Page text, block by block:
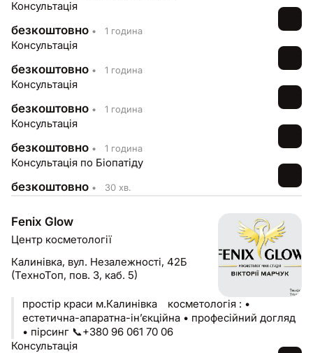
Консультація
безкоштовно • 1 година
Консультація
безкоштовно • 1 година
Консультація
безкоштовно • 1 година
Консультація
безкоштовно • 1 година
Консультація по Біопатіду
безкоштовно • 30 хв.
Fenix Glow
Центр косметології
Калинівка, вул. Незалежності, 42Б
(ТехноТоп, пов. 3, каб. 5)
простір краси м.Калинівка ⠀косметологія : •
естетична-апаратна-інʼєкційна • професійний догляд
• пірсинг 📞+380 96 061 70 06
Консультація